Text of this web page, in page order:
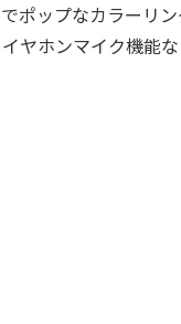
ポップなカラーリ
ヤホンマイク機能